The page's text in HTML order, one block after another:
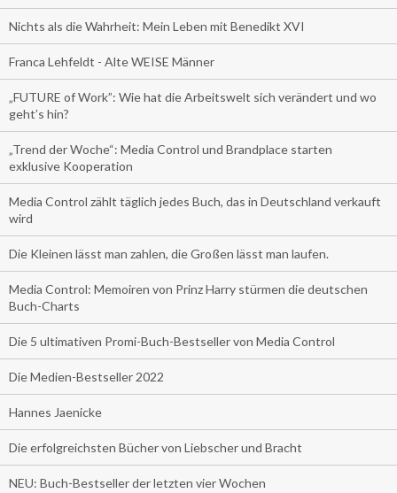
Nichts als die Wahrheit: Mein Leben mit Benedikt XVI
Franca Lehfeldt - Alte WEISE Männer
„FUTURE of Work”: Wie hat die Arbeitswelt sich verändert und wo
geht’s hin?
„Trend der Woche“: Media Control und Brandplace starten
exklusive Kooperation
Media Control zählt täglich jedes Buch, das in Deutschland verkauft
wird
Die Kleinen lässt man zahlen, die Großen lässt man laufen.
Media Control: Memoiren von Prinz Harry stürmen die deutschen
Buch-Charts
Die 5 ultimativen Promi-Buch-Bestseller von Media Control
Die Medien-Bestseller 2022
Hannes Jaenicke
Die erfolgreichsten Bücher von Liebscher und Bracht
NEU: Buch-Bestseller der letzten vier Wochen